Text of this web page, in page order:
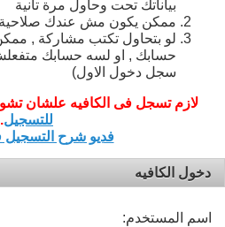
بياناتك تحت وحاول مرة تانية
ممكن يكون مش عندك
لو بتحاول تكتب مشاركة ,
حسابك , او لسه حسابك
سجل دخول الاول)
لازم تسجل فى الكافيه علشان
للتسجيل.
فديو شرح التسجيل
دخول الكافيه
اسم المستخدم: